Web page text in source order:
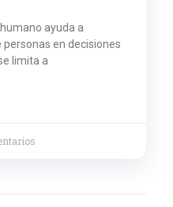
ayuda a
en decisiones
limita a